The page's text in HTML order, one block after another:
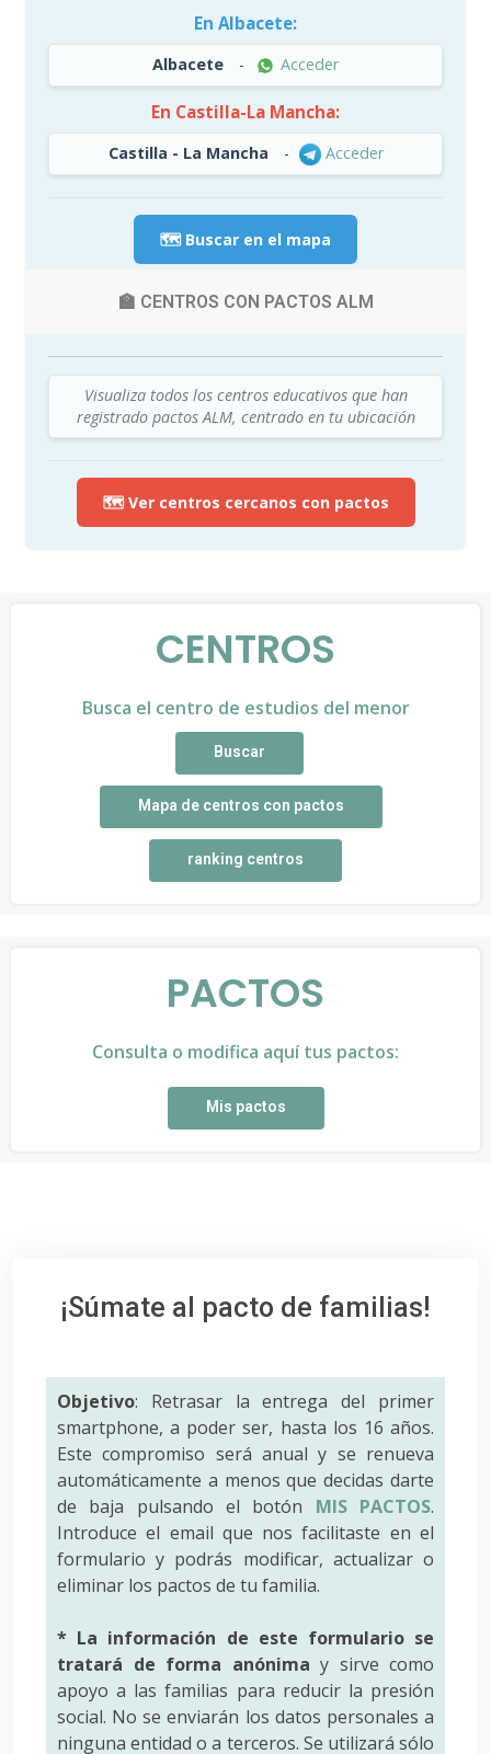
En Albacete:
Albacete - Acceder
En Castilla-La Mancha:
Castilla - La Mancha - Acceder
🗺️ Buscar en el mapa
🏫 CENTROS CON PACTOS ALM
Visualiza todos los centros educativos que han
registrado pactos ALM, centrado en tu ubicación
🗺️ Ver centros cercanos con pactos
CENTROS
Busca el centro de estudios del menor
Buscar
Mapa de centros con pactos
ranking centros
PACTOS
Consulta o modifica aquí tus pactos:
Mis pactos
¡Súmate al pacto de familias!
Objetivo: Retrasar la entrega del primer
smartphone, a poder ser, hasta los 16 años.
Este compromiso será anual y se renueva
automáticamente a menos que decidas darte
de baja pulsando el botón MIS PACTOS.
Introduce el email que nos facilitaste en el
formulario y podrás modificar, actualizar o
eliminar los pactos de tu familia.
* La información de este formulario se
tratará de forma anónima y sirve como
apoyo a las familias para reducir la presión
social. No se enviarán los datos personales a
ninguna entidad o a terceros. Se utilizará sólo